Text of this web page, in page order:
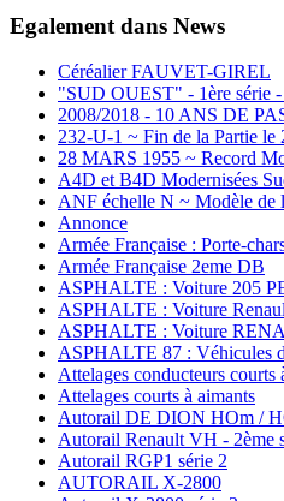
Egalement dans News
Céréalier FAUVET-GIREL
"SUD OUEST" - 1ère série -
2008/2018 - 10 ANS DE
232-U-1 ~ Fin de la Partie le
28 MARS 1955 ~ Record
A4D et B4D Modernisées
ANF échelle N ~ Modèle de
Annonce
Armée Française : Porte-
Armée Française 2eme DB
ASPHALTE : Voiture 205
ASPHALTE : Voiture
ASPHALTE : Voiture
ASPHALTE 87 : Véhicules
Attelages conducteurs courts
Attelages courts à aimants
Autorail DE DION HOm /
Autorail Renault VH - 2ème
Autorail RGP1 série 2
AUTORAIL X-2800